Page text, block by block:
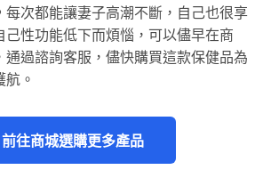
每次都能讓妻子高潮不斷，自己也很享
己性功能低下而煩惱，可以儘早在商
通過諮詢客服，儘快購買這款保健品為
。
前往商城選購更多產品